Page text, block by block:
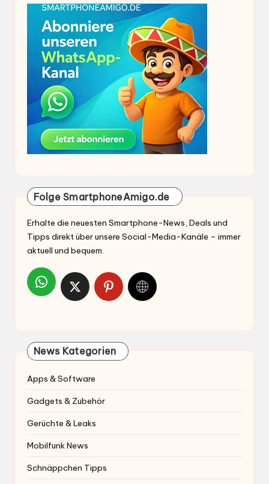
Folge SmartphoneAmigo.de
Erhalte die neuesten Smartphone-News, Deals und
Tipps direkt über unsere Social-Media-Kanäle – immer
aktuell und bequem.
News Kategorien
Apps & Software
Gadgets & Zubehör
Gerüchte & Leaks
Mobilfunk News
Schnäppchen Tipps